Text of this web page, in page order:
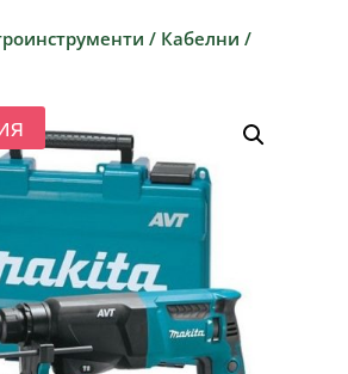
/ Кабелни /